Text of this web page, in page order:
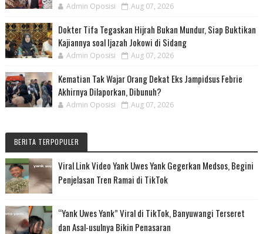
Admin Oposisi Aug 07, 2026
Dokter Tifa Tegaskan Hijrah Bukan Mundur, Siap Buktikan
Kajiannya soal Ijazah Jokowi di Sidang
Admin Oposisi Aug 07, 2026
Kematian Tak Wajar Orang Dekat Eks Jampidsus Febrie
Akhirnya Dilaporkan, Dibunuh?
Admin Oposisi Aug 07, 2026
BERITA TERPOPULER
Viral Link Video Yank Uwes Yank Gegerkan Medsos, Begini
Penjelasan Tren Ramai di TikTok
“Yank Uwes Yank” Viral di TikTok, Banyuwangi Terseret
dan Asal-usulnya Bikin Penasaran